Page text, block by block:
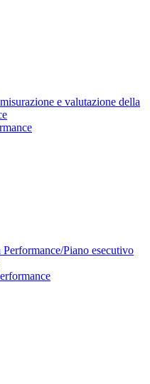
e valutazione della
Performance/Piano esecutivo